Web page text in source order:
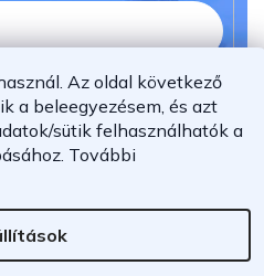
Az oldal következő
a beleegyezésem, és azt
sütik felhasználhatók a
További
azadatvédelmi
készítette